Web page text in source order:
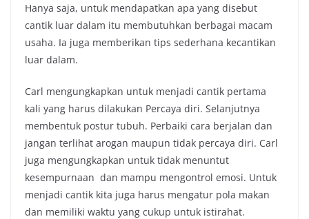
Hanya saja, untuk mendapatkan apa yang disebut
cantik luar dalam itu membutuhkan berbagai macam
usaha. Ia juga memberikan tips sederhana kecantikan
luar dalam.
Carl mengungkapkan untuk menjadi cantik pertama
kali yang harus dilakukan Percaya diri. Selanjutnya
membentuk postur tubuh. Perbaiki cara berjalan dan
jangan terlihat arogan maupun tidak percaya diri. Carl
juga mengungkapkan untuk tidak menuntut
kesempurnaan dan mampu mengontrol emosi. Untuk
menjadi cantik kita juga harus mengatur pola makan
dan memiliki waktu yang cukup untuk istirahat.